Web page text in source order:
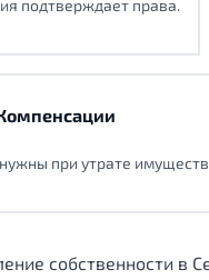
подтверждает права.
при утрате
собственности в